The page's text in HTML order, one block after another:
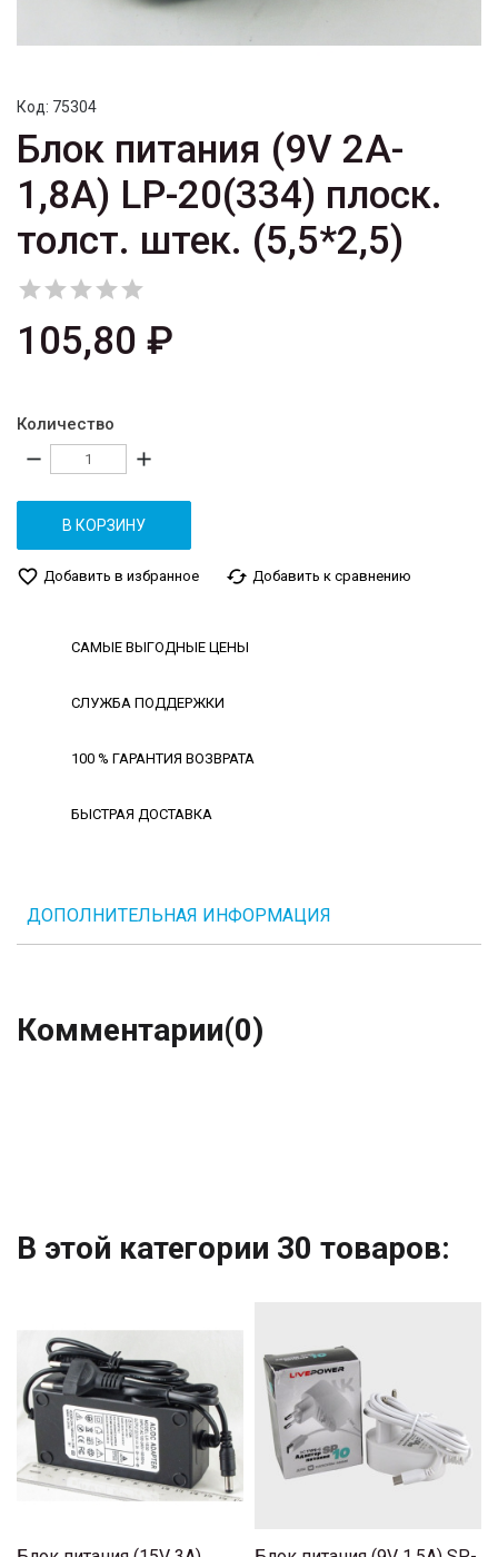
Код: 75304
Блок питания (9V 2A-
1,8A) LP-20(334) плоск.
толст. штек. (5,5*2,5)

105,80 ₽
Количество
remove add
В КОРЗИНУ
favorite_border Добавить в избранное cached Добавить к сравнению
САМЫЕ ВЫГОДНЫЕ ЦЕНЫ
СЛУЖБА ПОДДЕРЖКИ
100 % ГАРАНТИЯ ВОЗВРАТА
БЫСТРАЯ ДОСТАВКА
ДОПОЛНИТЕЛЬНАЯ ИНФОРМАЦИЯ
Комментарии(0)
В этой категории 30 товаров: